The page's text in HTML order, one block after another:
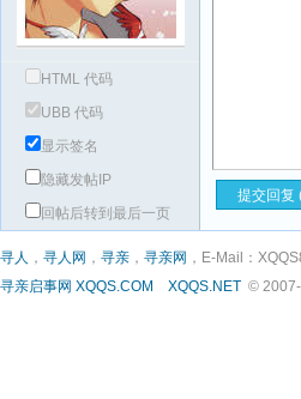
HTML 代码
UBB 代码
显示签名
隐藏发帖IP
回帖后转到最后一页
寻人 ， 寻人网 ， 寻亲 ， 寻亲网 ，E-Mail：
寻亲启事网 XQQS.COM XQQS.NET ©